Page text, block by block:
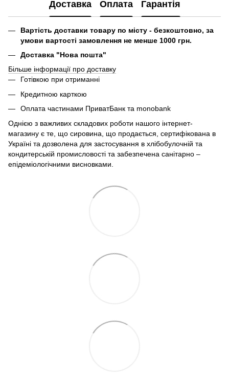
Доставка Оплата Гарантія
Вартість доставки товару по місту - безкоштовно, за
умови вартості замовлення не менше 1000 грн.
Доставка "Нова пошта"
Більше інформації про доставку
Готівкою при отриманні
Кредитною карткою
Оплата частинами ПриватБанк та monobank
Однією з важливих складових роботи нашого інтернет-
магазину є те, що сировина, що продається, сертифікована в
Україні та дозволена для застосування в хлібобулочній та
кондитерській промисловості та забезпечена санітарно –
епідеміологічними висновками.